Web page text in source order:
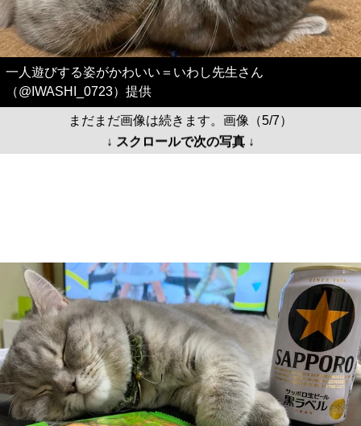
（@IWASHI_0723）提供
まだまだ画像は続きます。画像（5/7）
↓ スクロールで次の写真 ↓